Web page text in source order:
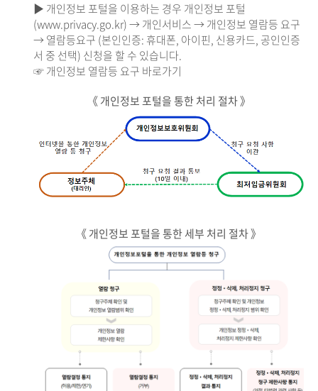
▶ 개인정보 포털을 이용하는 경우 개인정보 포털
(www.privacy.go.kr) → 개인서비스 → 개인정보 열람등 요구
→ 열람등요구 (본인인증: 휴대폰, 아이핀, 신용카드, 공인인증
서 중 선택) 신청을 할 수 있습니다.
☞ 개인정보 열람등 요구 바로가기
《 개인정보 포털을 통한 처리 절차 》
《 개인정보 포털을 통한 세부 처리 절차 》